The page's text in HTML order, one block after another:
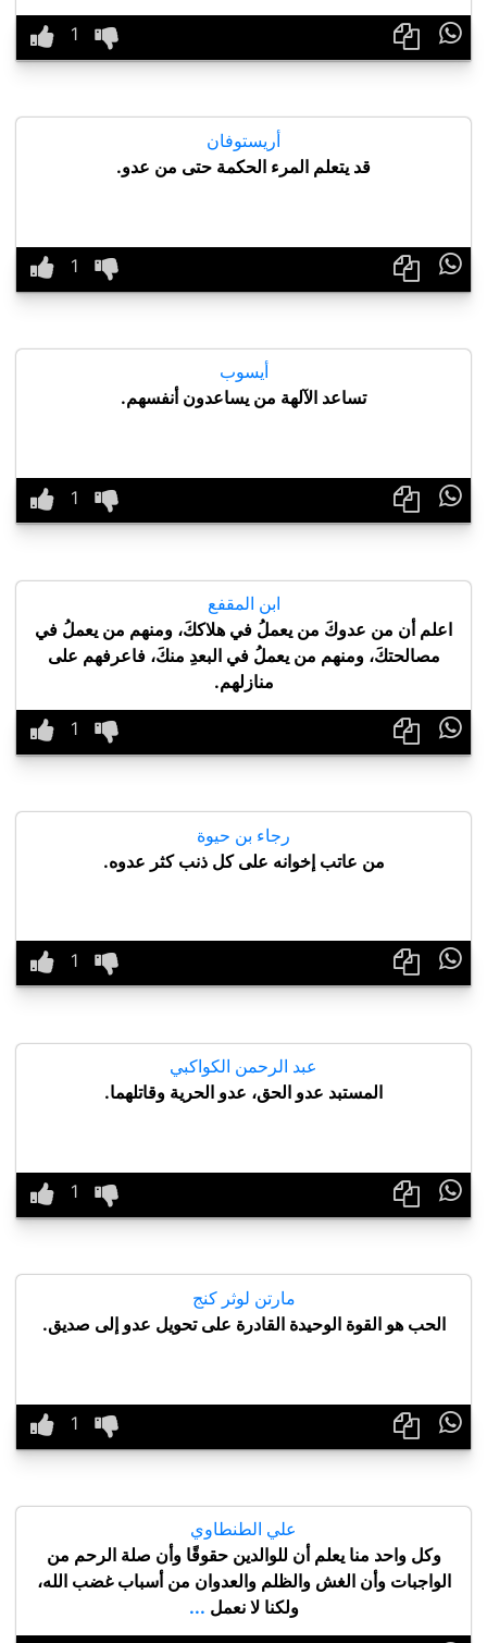

أريستوفان
قد يتعلم المرء الحكمة حتى من عدو.

أيسوب
تساعد الآلهة من يساعدون أنفسهم.

ابن المقفع
اعلم أن من عدوكَ من يعملُ في هلاككَ، ومنهم من يعملُ في
مصالحتكَ، ومنهم من يعملُ في البعدِ منكَ، فاعرفهم على
منازلهم.

رجاء بن حيوة
من عاتب إخوانه على كل ذنب كثر عدوه.

عبد الرحمن الكواكبي
المستبد عدو الحق، عدو الحرية وقاتلهما.

مارتن لوثر كنج
الحب هو القوة الوحيدة القادرة على تحويل عدو إلى صديق.

علي الطنطاوي
وكل واحد منا يعلم أن للوالدين حقوقًا وأن صلة الرحم من
الواجبات وأن الغش والظلم والعدوان من أسباب غضب الله،
ولكنا لا نعمل ...